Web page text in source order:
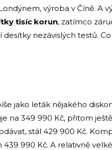
výroba v Číně. A
tisíc korun, zatímco
desítky nezávislých testů.
jako leták nějakého
na 349 990 Kč, přitom
stál 429 900 Kč.
990 Kč. A relativně